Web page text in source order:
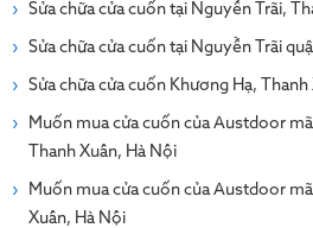
Sửa chữa cửa cuốn tại Nguyễn Trãi,
Sửa chữa cửa cuốn tại Nguyễn Trãi
Sửa chữa cửa cuốn Khương Hạ, Thanh
Muốn mua cửa cuốn của Austdoor
Thanh Xuân, Hà Nội
Muốn mua cửa cuốn của Austdoor
Xuân, Hà Nội